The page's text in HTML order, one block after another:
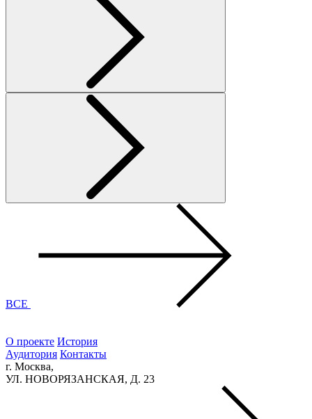
ВСЕ
О проекте История
Аудитория Контакты
г. Москва,
УЛ. НОВОРЯЗАНСКАЯ, Д. 23